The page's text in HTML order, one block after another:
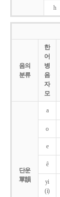
h
음의
분류
한
어
병
음
자
모
단운
單韻
a
o
e
ê
yi
(i)